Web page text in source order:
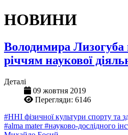
НОВИНИ
Володимира Лизогуба
річчям наукової
Деталі
09 жовтня 2019
Перегляди: 6146
#ННІ фізичної культури спорту та
#alma mater#науково-дослідного